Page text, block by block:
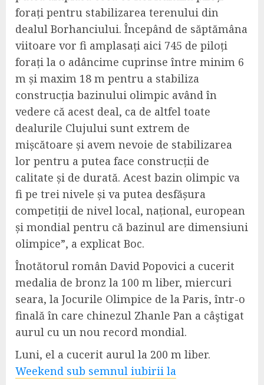
forați pentru stabilizarea terenului din
dealul Borhanciului. Începând de săptămâna
viitoare vor fi amplasați aici 745 de piloți
forați la o adâncime cuprinse între minim 6
m și maxim 18 m pentru a stabiliza
construcția bazinului olimpic având în
vedere că acest deal, ca de altfel toate
dealurile Clujului sunt extrem de
mișcătoare și avem nevoie de stabilizarea
lor pentru a putea face construcții de
calitate și de durată. Acest bazin olimpic va
fi pe trei nivele și va putea desfășura
competiții de nivel local, național, european
și mondial pentru că bazinul are dimensiuni
olimpice”, a explicat Boc.
Înotătorul român David Popovici a cucerit
medalia de bronz la 100 m liber, miercuri
seara, la Jocurile Olimpice de la Paris, într-o
finală în care chinezul Zhanle Pan a câştigat
aurul cu un nou record mondial.
Luni, el a cucerit aurul la 200 m liber.
Weekend sub semnul iubirii la